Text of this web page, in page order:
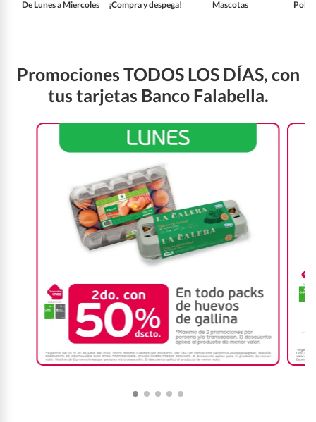
De Lunes a Miercoles ¡Compra y despega! Mascotas
Promociones TODOS LOS DÍAS, con
tus tarjetas Banco Falabella.